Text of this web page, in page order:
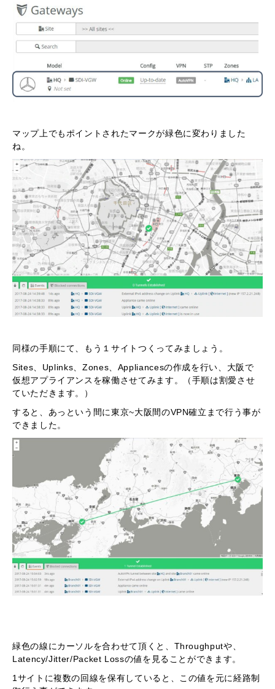
マップ上でもポイントされたマークが緑色に変わりました
ね。
同様の手順にて、もう１サイトつくってみましょう。
Sites、Uplinks、Zones、Appliancesの作成を行い、大阪で
仮想アプライアンスを稼働させてみます。（手順は割愛させ
ていただきます。）
すると、あっという間に東京~大阪間のVPN確立まで行う事が
できました。
緑色の線にカーソルを合わせて頂くと、Throughputや、
Latency/Jitter/Packet Lossの値を見ることができます。
1サイトに複数の回線を保有していると、この値を元に経路制